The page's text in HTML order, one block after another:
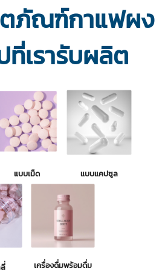
ภัณฑ์กาแฟผง
ที่เรารับผลิต
แบบเม็ด แบบแคปซูล
เครื่องดื่มพร้อมดื่ม